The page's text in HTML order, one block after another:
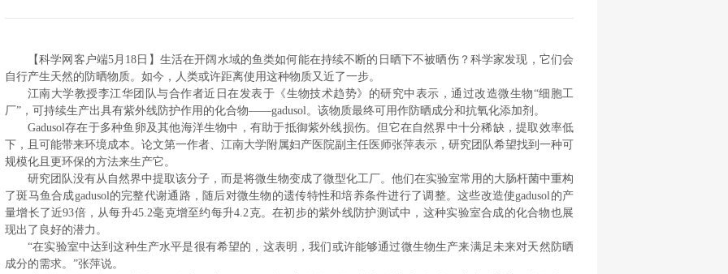
【科学网客户端5月18日】生活在开阔水域的鱼类如何能在持续不断的日晒下不被晒伤？科学家发现，它们会
自行产生天然的防晒物质。如今，人类或许距离使用这种物质又近了一步。
江南大学教授李江华团队与合作者近日在发表于《生物技术趋势》的研究中表示，通过改造微生物“细胞工
厂”，可持续生产出具有紫外线防护作用的化合物——gadusol。该物质最终可用作防晒成分和抗氧化添加剂。
Gadusol存在于多种鱼卵及其他海洋生物中，有助于抵御紫外线损伤。但它在自然界中十分稀缺，提取效率低
下，且可能带来环境成本。论文第一作者、江南大学附属妇产医院副主任医师张萍表示，研究团队希望找到一种可
规模化且更环保的方法来生产它。
研究团队没有从自然界中提取该分子，而是将微生物变成了微型化工厂。他们在实验室常用的大肠杆菌中重构
了斑马鱼合成gadusol的完整代谢通路，随后对微生物的遗传特性和培养条件进行了调整。这些改造使gadusol的产
量增长了近93倍，从每升45.2毫克增至约每升4.2克。在初步的紫外线防护测试中，这种实验室合成的化合物也展
现出了良好的潜力。
“在实验室中达到这种生产水平是很有希望的，这表明，我们或许能够通过微生物生产来满足未来对天然防晒
成分的需求。”张萍说。